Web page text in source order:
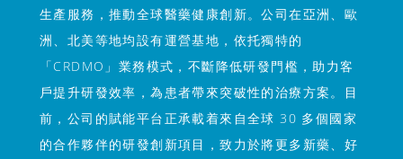
生產服務，推動全球醫藥健康創新。公司在亞洲、歐
洲、北美等地均設有運營基地，依托獨特的
「CRDMO」業務模式，不斷降低研發門檻，助力客
戶提升研發效率，為患者帶來突破性的治療方案。目
前，公司的賦能平台正承載着來自全球 30 多個國家
的合作夥伴的研發創新項目，致力於將更多新藥、好